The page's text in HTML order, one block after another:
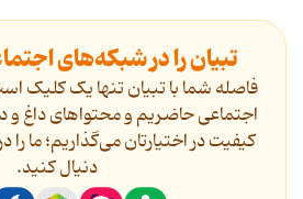
تبیان را در شبکه‌های
فاصله شما با تبیان تنها یک کلیک
اجتماعی حاضریم و محتواهای داغ و
کیفیت در اختیارتان می‌گذاریم؛ ما
دنیال کنید.